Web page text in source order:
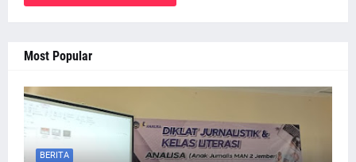
Most Popular
BERITA